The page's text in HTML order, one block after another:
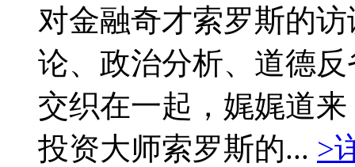
对金融奇才索罗斯的
论、政治分析、道德
交织在一起，娓娓道
投资大师索罗斯的... >